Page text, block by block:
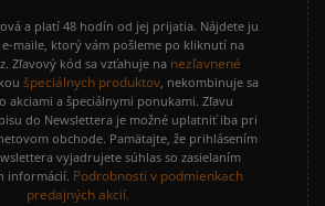
a platí 48 hodín od jej prijatia. Nájdete ju
maile, ktorý vám pošleme po kliknutí na
Zľavový kód sa vzťahuje na nezľavnené
špeciálnych produktov, nekombinuje sa
akciami a špeciálnymi ponukami. Zľavu
do Newslettera je možné uplatniť iba pri
obchode. Pamätajte, že prihlásením
vyjadrujete súhlas so zasielaním
informácií. Podrobnosti v podmienkach
predajných akcií.